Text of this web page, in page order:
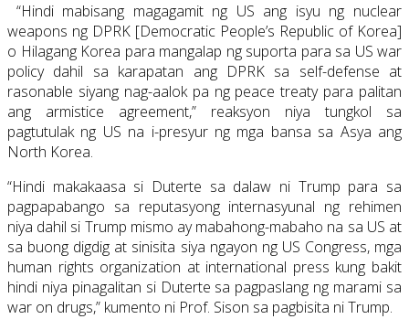
“Hindi mabisang magagamit ng US ang isyu ng nuclear
weapons ng DPRK [Democratic People’s Republic of Korea]
o Hilagang Korea para mangalap ng suporta para sa US war
policy dahil sa karapatan ang DPRK sa self-defense at
rasonable siyang nag-aalok pa ng peace treaty para palitan
ang armistice agreement,” reaksyon niya tungkol sa
pagtutulak ng US na i-presyur ng mga bansa sa Asya ang
North Korea.
“Hindi makakaasa si Duterte sa dalaw ni Trump para sa
pagpapabango sa reputasyong internasyunal ng rehimen
niya dahil si Trump mismo ay mabahong-mabaho na sa US at
sa buong digdig at sinisita siya ngayon ng US Congress, mga
human rights organization at international press kung bakit
hindi niya pinagalitan si Duterte sa pagpaslang ng marami sa
war on drugs,” kumento ni Prof. Sison sa pagbisita ni Trump.